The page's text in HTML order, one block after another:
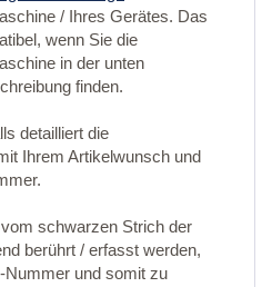
/ Ihres Gerätes. Das
wenn Sie die
in der unten
finden.
detailliert die
Ihrem Artikelwunsch und
schwarzen Strich der
berührt / erfasst werden,
Nummer und somit zu